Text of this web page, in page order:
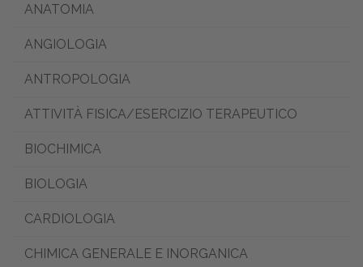
ANATOMIA
ANGIOLOGIA
ANTROPOLOGIA
ATTIVITÀ FISICA/ESERCIZIO TERAPEUTICO
BIOCHIMICA
BIOLOGIA
CARDIOLOGIA
CHIMICA GENERALE E INORGANICA